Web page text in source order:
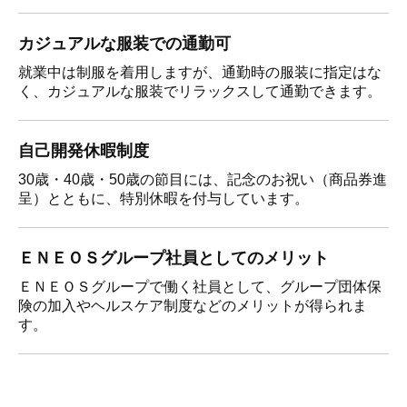
カジュアルな服装での通勤可
就業中は制服を着用しますが、通勤時の服装に指定はな
く、カジュアルな服装でリラックスして通勤できます。
自己開発休暇制度
30歳・40歳・50歳の節目には、記念のお祝い（商品券進
呈）とともに、特別休暇を付与しています。
ＥＮＥＯＳグループ社員としてのメリット
ＥＮＥＯＳグループで働く社員として、グループ団体保
険の加入やヘルスケア制度などのメリットが得られま
す。